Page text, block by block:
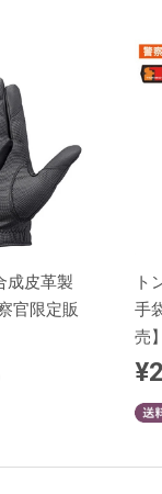
成皮革製
官限定販
ト
手
売】